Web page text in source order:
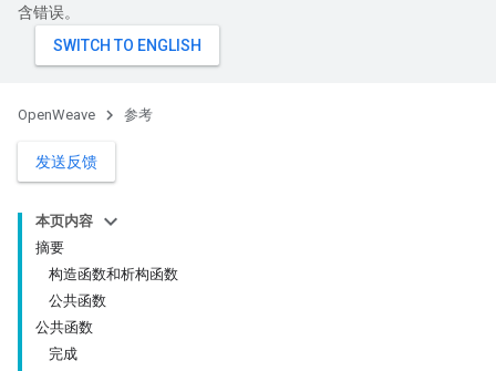
含错误。
OpenWeave 参考
发送反馈
本页内容
摘要
构造函数和析构函数
公共函数
公共函数
完成